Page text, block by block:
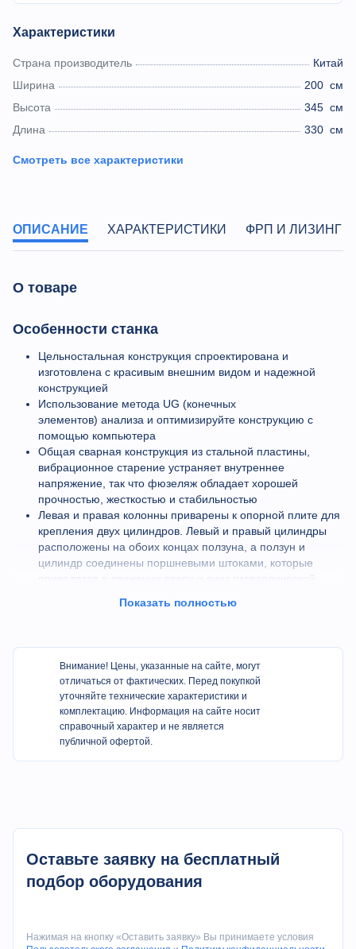
Характеристики
Страна производитель
Китай
Ширина
200 см
Высота
345 см
Длина
330 см
Смотреть все характеристики
ОПИСАНИЕ ХАРАКТЕРИСТИКИ ФРП И ЛИЗИНГ
О товаре
Особенности станка
Цельностальная конструкция спроектирована и
изготовлена с красивым внешним видом и надежной
конструкцией
Использование метода UG (конечных
элементов) анализа и оптимизируйте конструкцию с
помощью компьютера
Общая сварная конструкция из стальной пластины,
вибрационное старение устраняет внутреннее
напряжение, так что фюзеляж обладает хорошей
прочностью, жесткостью и стабильностью
Левая и правая колонны приварены к опорной плите для
крепления двух цилиндров. Левый и правый цилиндры
расположены на обоих концах ползуна, а ползун и
цилиндр соединены поршневыми штоками, которые
приводятся в движение вверх и вниз гидравлической
Верстак опирается на дугообразные накладки и
контакта днища и предотвращения опрокидывания во
время транспортировки
Общая рама подвергается пескоструйной обработке для
удаления ржавчины и распыляется антикоррозийной
краской
Номинальное давление
Расстояние между
мм 2600
Показать полностью
Внимание! Цены, указанные на сайте, могут
отличаться от фактических. Перед покупкой
уточняйте технические характеристики и
комплектацию. Информация на сайте носит
справочный характер и не является
публичной офертой.
Оставьте заявку на бесплатный
подбор оборудования
Нажимая на кнопку «Оставить заявку» Вы принимаете условия